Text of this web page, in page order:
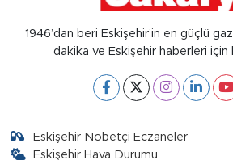
1946’dan beri Eskişehir’in en güçlü
dakika ve Eskişehir haberleri için
Eskişehir Nöbetçi Eczaneler
Eskişehir Hava Durumu